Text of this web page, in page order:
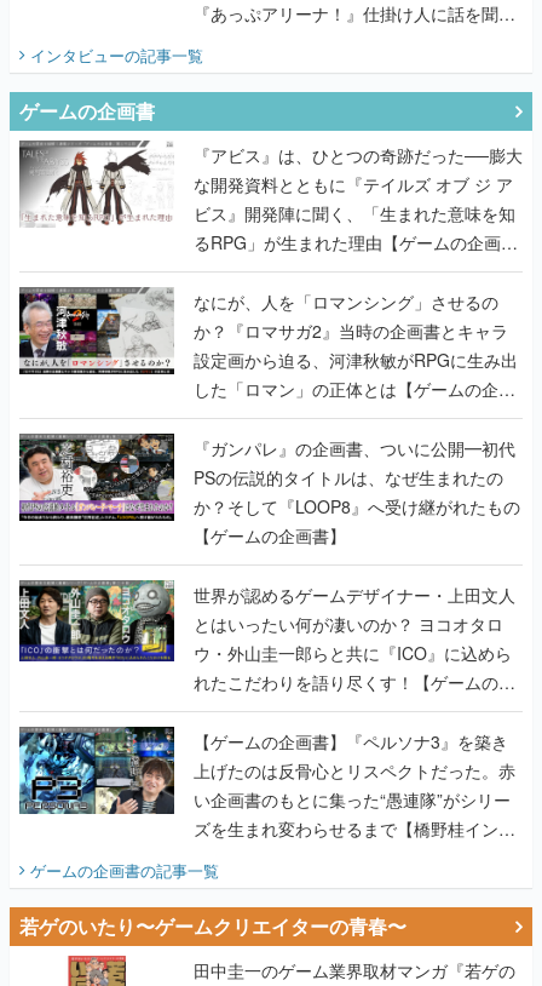
『あっぷアリーナ！』仕掛け人に話を聞い
てみた
インタビューの記事一覧
ゲームの企画書
『アビス』は、ひとつの奇跡だった──膨大
な開発資料とともに『テイルズ オブ ジ ア
ビス』開発陣に聞く、「生まれた意味を知
るRPG」が生まれた理由【ゲームの企画
書】
なにが、人を「ロマンシング」させるの
か？『ロマサガ2』当時の企画書とキャラ
設定画から迫る、河津秋敏がRPGに生み出
した「ロマン」の正体とは【ゲームの企画
書】
『ガンパレ』の企画書、ついに公開━初代
PSの伝説的タイトルは、なぜ生まれたの
か？そして『LOOP8』へ受け継がれたもの
【ゲームの企画書】
世界が認めるゲームデザイナー・上田文人
とはいったい何が凄いのか？ ヨコオタロ
ウ・外山圭一郎らと共に『ICO』に込めら
れたこだわりを語り尽くす！【ゲームの企
画書】
【ゲームの企画書】『ペルソナ3』を築き
上げたのは反骨心とリスペクトだった。赤
い企画書のもとに集った“愚連隊”がシリー
ズを生まれ変わらせるまで【橋野桂インタ
ビュー】
ゲームの企画書の記事一覧
若ゲのいたり〜ゲームクリエイターの青春〜
田中圭一のゲーム業界取材マンガ『若ゲの